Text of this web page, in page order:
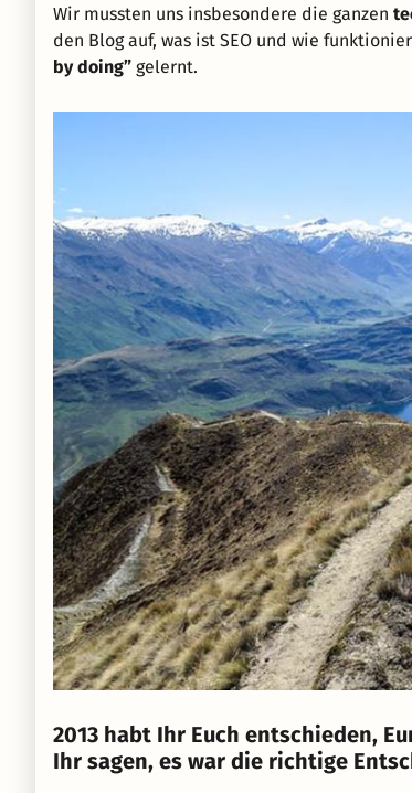
Wir mussten uns insbesondere die ganzen
den Blog auf, was ist SEO und wie
by doing” gelernt.
2013 habt Ihr Euch entschieden,
Ihr sagen, es war die richtige